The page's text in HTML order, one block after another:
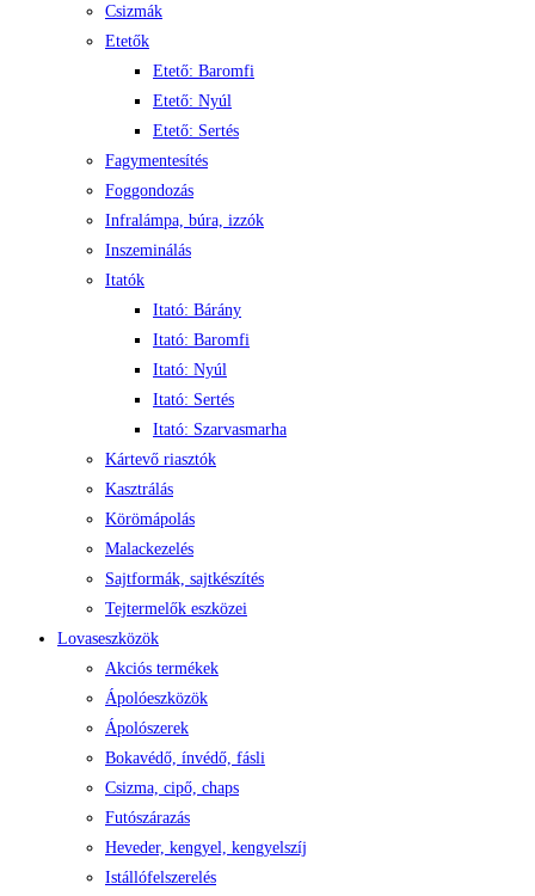
Csizmák
Etetők
Etető: Baromfi
Etető: Nyúl
Etető: Sertés
Fagymentesítés
Foggondozás
Infralámpa, búra, izzók
Inszeminálás
Itatók
Itató: Bárány
Itató: Baromfi
Itató: Nyúl
Itató: Sertés
Itató: Szarvasmarha
Kártevő riasztók
Kasztrálás
Körömápolás
Malackezelés
Sajtformák, sajtkészítés
Tejtermelők eszközei
Lovaseszközök
Akciós termékek
Ápolóeszközök
Ápolószerek
Bokavédő, ínvédő, fásli
Csizma, cipő, chaps
Futószárazás
Heveder, kengyel, kengyelszíj
Istállófelszerelés